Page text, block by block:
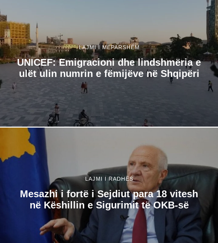
LAJMI I MËPARSHËM
UNICEF: Emigracioni dhe lindshmëria e
ulët ulin numrin e fëmijëve në Shqipëri
LAJMI I RADHËS
​Mesazhi i fortë i Sejdiut para 18 vitesh
në Këshillin e Sigurimit të OKB-së